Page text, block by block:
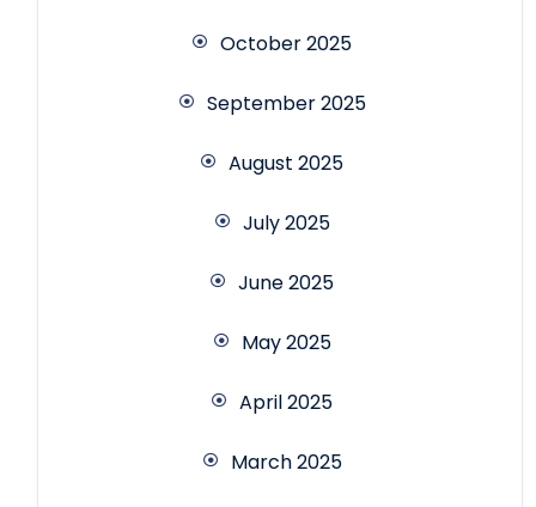
October 2025
September 2025
August 2025
July 2025
June 2025
May 2025
April 2025
March 2025